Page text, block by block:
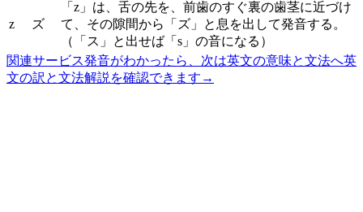
z ズ
「z」は、舌の先を、前歯のすぐ裏の歯茎に近づけ
て、その隙間から「ズ」と息を出して発音する。
（「ス」と出せば「s」の音になる）
関連サービス発音がわかったら、次は英文の意味と文法へ英
文の訳と文法解説を確認できます →